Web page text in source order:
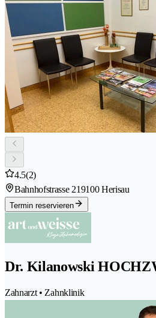
4.5(2)
Bahnhofstrasse 219100 Herisau
Termin reservieren
Dr. Kilanowski
Zahnarzt • Zahnklinik